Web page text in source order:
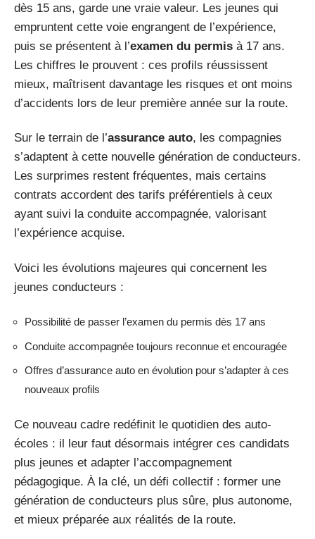
dès 15 ans, garde une vraie valeur. Les jeunes qui
empruntent cette voie engrangent de l’expérience,
puis se présentent à l’examen du permis à 17 ans.
Les chiffres le prouvent : ces profils réussissent
mieux, maîtrisent davantage les risques et ont moins
d’accidents lors de leur première année sur la route.
Sur le terrain de l’assurance auto, les compagnies
s’adaptent à cette nouvelle génération de conducteurs.
Les surprimes restent fréquentes, mais certains
contrats accordent des tarifs préférentiels à ceux
ayant suivi la conduite accompagnée, valorisant
l’expérience acquise.
Voici les évolutions majeures qui concernent les
jeunes conducteurs :
Possibilité de passer l’examen du permis dès 17 ans
Conduite accompagnée toujours reconnue et encouragée
Offres d’assurance auto en évolution pour s’adapter à ces
nouveaux profils
Ce nouveau cadre redéfinit le quotidien des auto-
écoles : il leur faut désormais intégrer ces candidats
plus jeunes et adapter l’accompagnement
pédagogique. À la clé, un défi collectif : former une
génération de conducteurs plus sûre, plus autonome,
et mieux préparée aux réalités de la route.